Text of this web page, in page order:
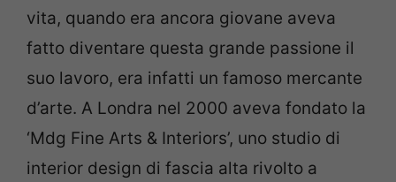
vita, quando era ancora giovane aveva
fatto diventare questa grande passione il
suo lavoro, era infatti un famoso mercante
d’arte. A Londra nel 2000 aveva fondato la
‘Mdg Fine Arts & Interiors’, uno studio di
interior design di fascia alta rivolto a